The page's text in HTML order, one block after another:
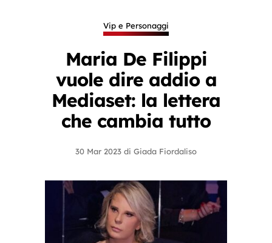
Vip e Personaggi
Maria De Filippi
vuole dire addio a
Mediaset: la lettera
che cambia tutto
30 Mar 2023 di Giada Fiordaliso